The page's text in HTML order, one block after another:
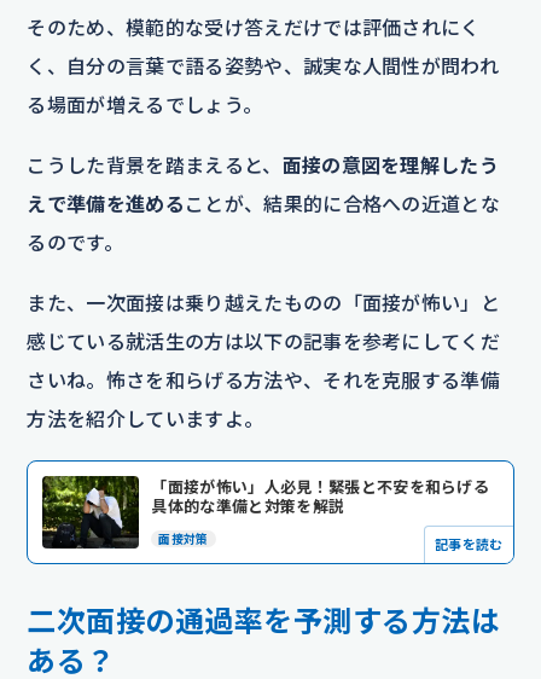
そのため、模範的な受け答えだけでは評価されにく
く、自分の言葉で語る姿勢や、誠実な人間性が問われ
る場面が増えるでしょう。
こうした背景を踏まえると、 面接の意図を理解したう
えで準備を進める ことが、結果的に合格への近道とな
るのです。
また、一次面接は乗り越えたものの「面接が怖い」と
感じている就活生の方は以下の記事を参考にしてくだ
さいね。怖さを和らげる方法や、それを克服する準備
方法を紹介していますよ。
「面接が怖い」人必見！緊張と不安を和らげる
具体的な準備と対策を解説
面接対策 記事を読む
二次面接の通過率を予測する方法は
ある？